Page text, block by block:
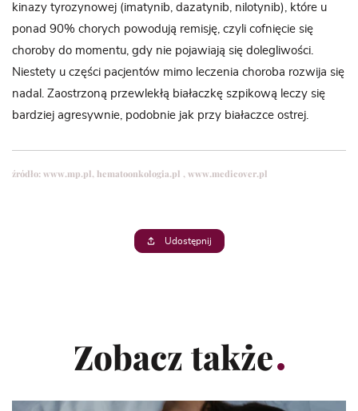
kinazy tyrozynowej (imatynib, dazatynib, nilotynib), które u
ponad 90% chorych powodują remisję, czyli cofnięcie się
choroby do momentu, gdy nie pojawiają się dolegliwości.
Niestety u części pacjentów mimo leczenia choroba rozwija się
nadal. Zaostrzoną przewlekłą białaczkę szpikową leczy się
bardziej agresywnie, podobnie jak przy białaczce ostrej.
źródło: www.mp.pl, hematoonkologia.pl , www.medicover.pl
Udostępnij
Zobacz także